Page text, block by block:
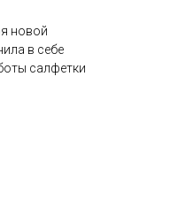
новой
в себе
салфетки